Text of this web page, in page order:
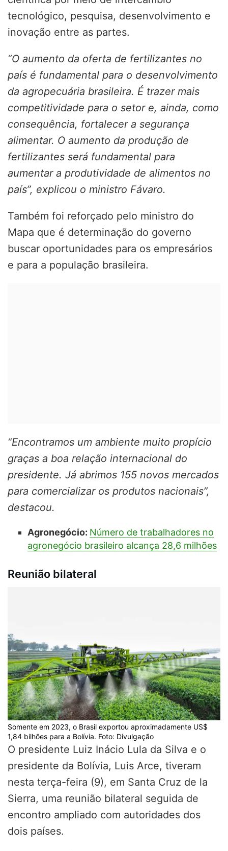
tecnológico, pesquisa, desenvolvimento e
inovação entre as partes.
“O aumento da oferta de fertilizantes no
país é fundamental para o desenvolvimento
da agropecuária brasileira. É trazer mais
competitividade para o setor e, ainda, como
consequência, fortalecer a segurança
alimentar. O aumento da produção de
fertilizantes será fundamental para
aumentar a produtividade de alimentos no
país”, explicou o ministro Fávaro.
Também foi reforçado pelo ministro do
Mapa que é determinação do governo
buscar oportunidades para os empresários
e para a população brasileira.
“Encontramos um ambiente muito propício
graças a boa relação internacional do
presidente. Já abrimos 155 novos mercados
para comercializar os produtos nacionais”,
destacou.
Agronegócio: Número de trabalhadores no
agronegócio brasileiro alcança 28,6 milhões
Reunião bilateral
Somente em 2023, o Brasil exportou aproximadamente US$
1,84 bilhões para a Bolívia. Foto: Divulgação
O presidente Luiz Inácio Lula da Silva e o
presidente da Bolívia, Luis Arce, tiveram
nesta terça-feira (9), em Santa Cruz de la
Sierra, uma reunião bilateral seguida de
encontro ampliado com autoridades dos
dois países.